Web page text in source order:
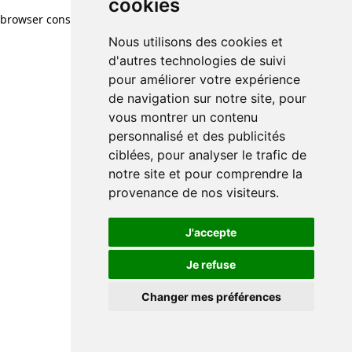
cookies
Nous utilisons des cookies et
d'autres technologies de suivi
pour améliorer votre expérience
de navigation sur notre site, pour
vous montrer un contenu
personnalisé et des publicités
ciblées, pour analyser le trafic de
notre site et pour comprendre la
provenance de nos visiteurs.
J'accepte
Je refuse
Changer mes préférences
browser console for more information)